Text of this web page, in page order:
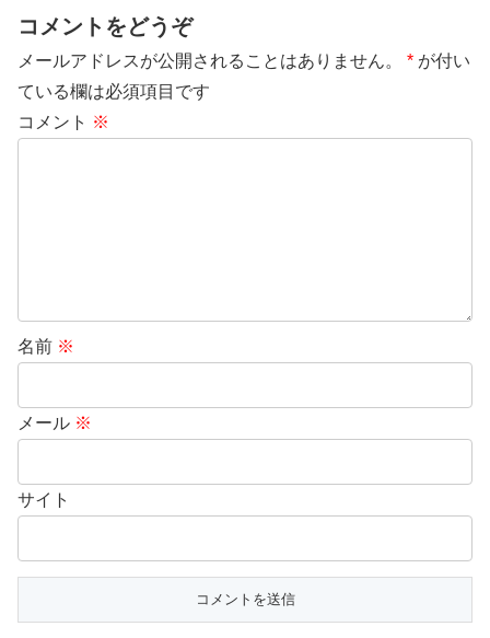
コメントをどうぞ
メールアドレスが公開されることはありません。 * が付い
ている欄は必須項目です
コメント ※
名前 ※
メール ※
サイト